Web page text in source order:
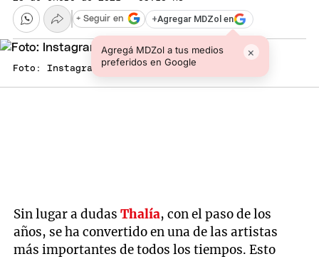
+Agregar MDZol en
Agregá MDZol a tus medios
preferidos en Google
×
+ Seguir en
Foto: Instagram
Sin lugar a dudasThalía, con el paso de los
años, se ha convertido en una de las artistas
más importantes de todos los tiempos. Esto